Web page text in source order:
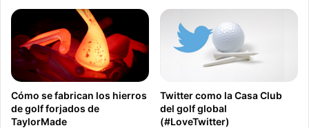
Cómo se fabrican los hierros
de golf forjados de
TaylorMade
Twitter como la Casa Club
del golf global
(#LoveTwitter)